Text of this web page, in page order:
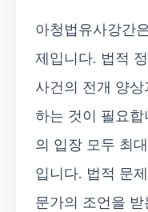
아청법유사강간
제입니다. 법적
사건의 전개 양
하는 것이 필요
의 입장 모두 최
입니다. 법적 문
문가의 조언을